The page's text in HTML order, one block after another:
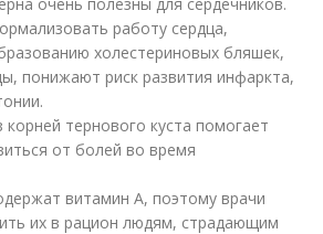
работу сердца,
холестериновых бляшек,
понижают риск развития инфаркта,
тернового куста помогает
от болей во время
витамин A, поэтому врачи
их в рацион людям, страдающим